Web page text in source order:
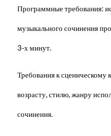
Программные требования:
музыкального сочинения
3-х минут.
Требования к сценическому
возрасту, стилю, жанру
сочинения.